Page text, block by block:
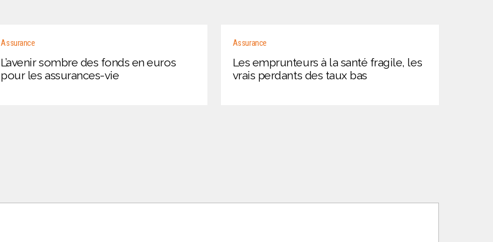
Assurance
L’avenir sombre des fonds en euros
pour les assurances-vie
Assurance
Les emprunteurs à la santé fragile, les
vrais perdants des taux bas